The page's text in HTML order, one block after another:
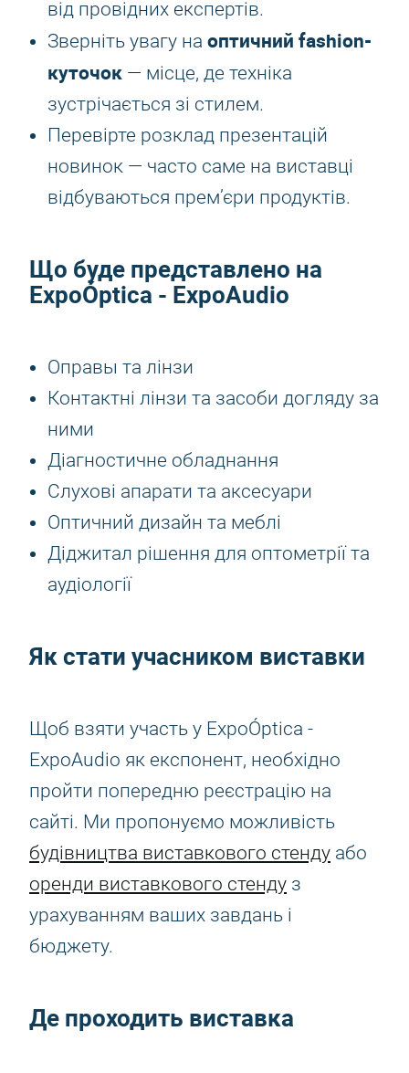
від провідних експертів.
Зверніть увагу на оптичний fashion-
куточок — місце, де техніка
зустрічається зі стилем.
Перевірте розклад презентацій
новинок — часто саме на виставці
відбуваються прем’єри продуктів.
Що буде представлено на
ExpoÓptica - ExpoAudio
Оправы та лінзи
Контактні лінзи та засоби догляду за
ними
Діагностичне обладнання
Слухові апарати та аксесуари
Оптичний дизайн та меблі
Діджитал рішення для оптометрії та
аудіології
Як стати учасником виставки
Щоб взяти участь у ExpoÓptica -
ExpoAudio як експонент, необхідно
пройти попередню реєстрацію на
сайті. Ми пропонуємо можливість
будівництва виставкового стенду або
оренди виставкового стенду з
урахуванням ваших завдань і
бюджету.
Де проходить виставка